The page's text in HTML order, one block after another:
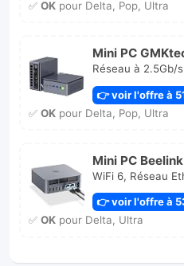
✅ OKpour Delta, Pop, Ultra
Mini PC
Réseau à 2.5Gb/
👉 voir l'offre à
✅ OKpour Delta, Pop, Ultra
Mini PC
WiFi 6, Réseau
👉 voir l'offre à
✅ OKpour Delta, Ultra